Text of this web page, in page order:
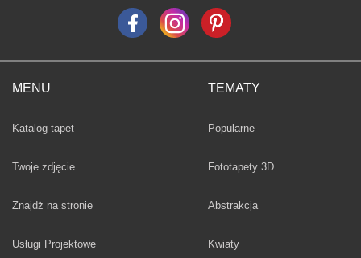
MENU
Katalog tapet
Twoje zdjęcie
Znajdż na stronie
Usługi Projektowe
TEMATY
Fototapety
Popularne
Fototapety 3D
Fototapety
Abstrakcja
Fototapety
Kwiaty